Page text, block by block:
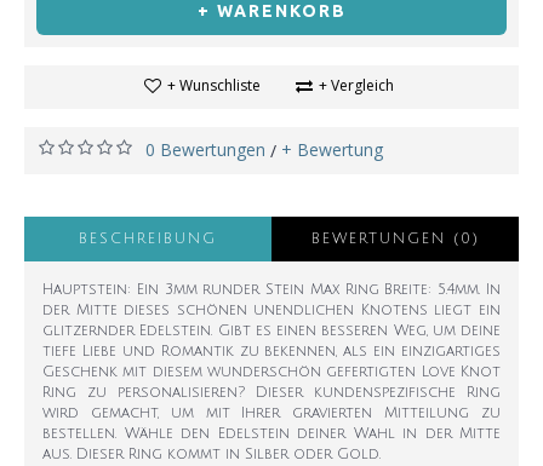
+ WARENKORB
+ Wunschliste + Vergleich
0 Bewertungen / + Bewertung
BESCHREIBUNG BEWERTUNGEN (0)
Hauptstein: Ein 3mm runder Stein Max Ring Breite: 5.4mm. In
der Mitte dieses schönen unendlichen Knotens liegt ein
glitzernder Edelstein. Gibt es einen besseren Weg, um deine
tiefe Liebe und Romantik zu bekennen, als ein einzigartiges
Geschenk mit diesem wunderschön gefertigten Love Knot
Ring zu personalisieren? Dieser kundenspezifische Ring
wird gemacht, um mit Ihrer gravierten Mitteilung zu
bestellen. Wähle den Edelstein deiner Wahl in der Mitte
aus. Dieser Ring kommt in Silber oder Gold.